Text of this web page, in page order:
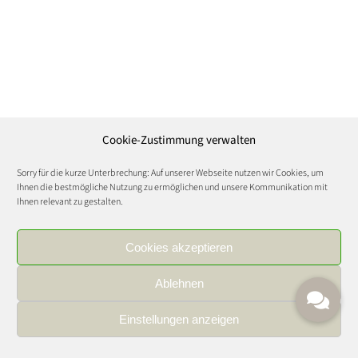
Cookie-Zustimmung verwalten
Sorry für die kurze Unterbrechung: Auf unserer Webseite nutzen wir Cookies, um
Ihnen die bestmögliche Nutzung zu ermöglichen und unsere Kommunikation mit
Ihnen relevant zu gestalten.
Cookies akzeptieren
Ablehnen
Einstellungen anzeigen
IMPRESSUM|DATENSCHUTZ|KARRIERE
FOOD AND WINE CULTURE © Copyright 2021 | All Rights Reserved